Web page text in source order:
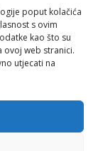
poput kolačića
s ovim
kao što su
ovoj web stranici.
utjecati na